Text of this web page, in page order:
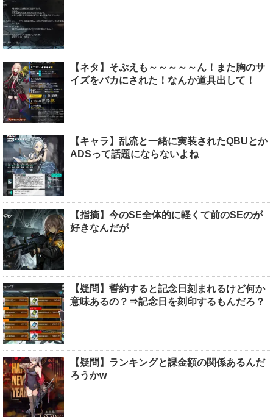
【ネタ】そぷえも～～～～～ん！また胸のサ
イズをバカにされた！なんか道具出して！
【キャラ】乱流と一緒に実装されたQBUとか
ADSって話題にならないよね
【指摘】今のSE全体的に軽くて前のSEのが
好きなんだが
【疑問】誓約すると記念日刻まれるけど何か
意味あるの？⇒記念日を刻印するもんだろ？
【疑問】ランキングと課金額の関係あるんだ
ろうかw